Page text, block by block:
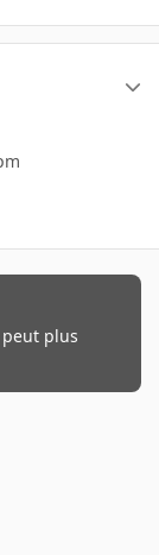
plus